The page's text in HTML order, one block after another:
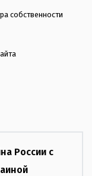
собственности
России с